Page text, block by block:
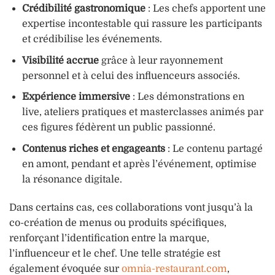
Crédibilité gastronomique: Les chefs apportent une
expertise incontestable qui rassure les participants
et crédibilise les événements.
Visibilité accruegrâce à leur rayonnement
personnel et à celui des influenceurs associés.
Expérience immersive: Les démonstrations en
live, ateliers pratiques et masterclasses animés par
ces figures fédèrent un public passionné.
Contenus riches et engageants: Le contenu partagé
en amont, pendant et après l’événement, optimise
la résonance digitale.
Dans certains cas, ces collaborations vont jusqu’à la
co-création de menus ou produits spécifiques,
renforçant l’identification entre la marque,
l’influenceur et le chef. Une telle stratégie est
également évoquée sur omnia-restaurant.com,